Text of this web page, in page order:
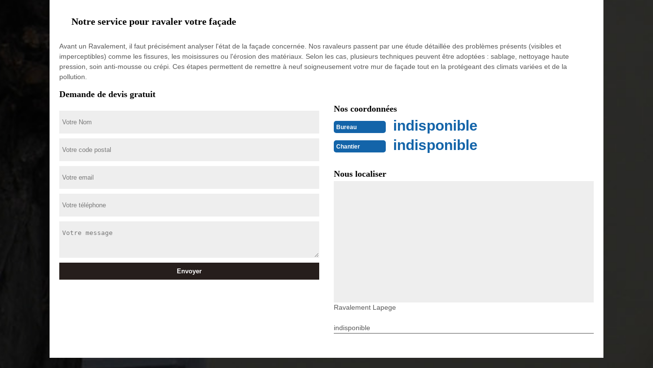
Notre service pour ravaler votre façade
Avant un Ravalement, il faut précisément analyser l'état de la façade concernée. Nos ravaleurs passent par une étude détaillée des problèmes présents (visibles et
imperceptibles) comme les fissures, les moisissures ou l'érosion des matériaux. Selon les cas, plusieurs techniques peuvent être adoptées : sablage, nettoyage haute
pression, soin anti-mousse ou crépi. Ces étapes permettent de remettre à neuf soigneusement votre mur de façade tout en la protégeant des climats variées et de la
pollution.
Demande de devis gratuit
Nos coordonnées
Bureau indisponible
Chantier indisponible
Nous localiser
Ravalement Lapege
indisponible